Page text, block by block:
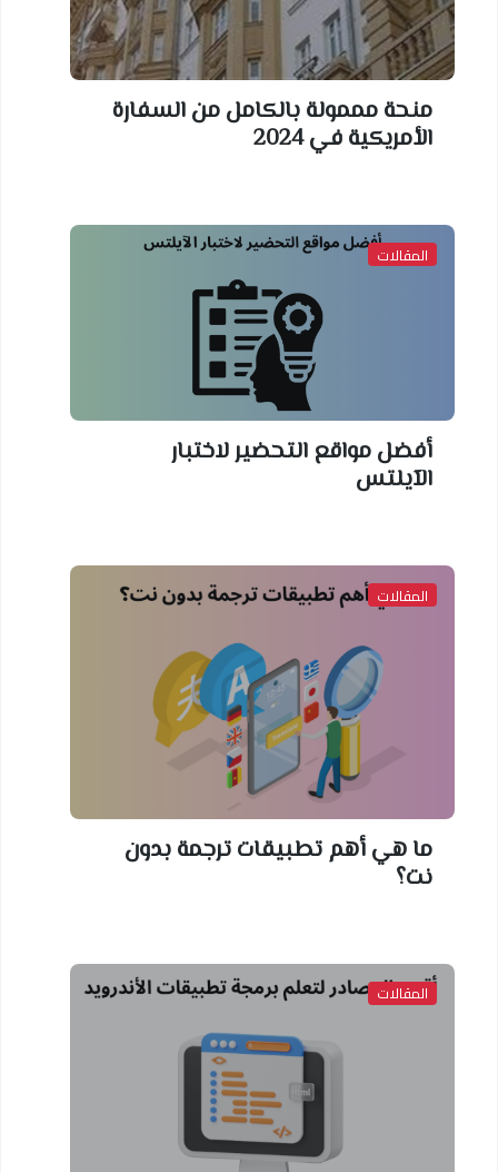
منحة مممولة بالكامل من السفارة
الأمريكية في 2024
المقالات
أفضل مواقع التحضير لاختبار
الآيلتس
المقالات
ما هي أهم تطبيقات ترجمة بدون
نت؟
المقالات